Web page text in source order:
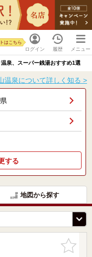
ログイン
はこちら
履歴 メニュー
泉、スーパー銭湯おすすめ1選
温泉について詳しく知る >
する
地図から探す
お気に入
りに追加